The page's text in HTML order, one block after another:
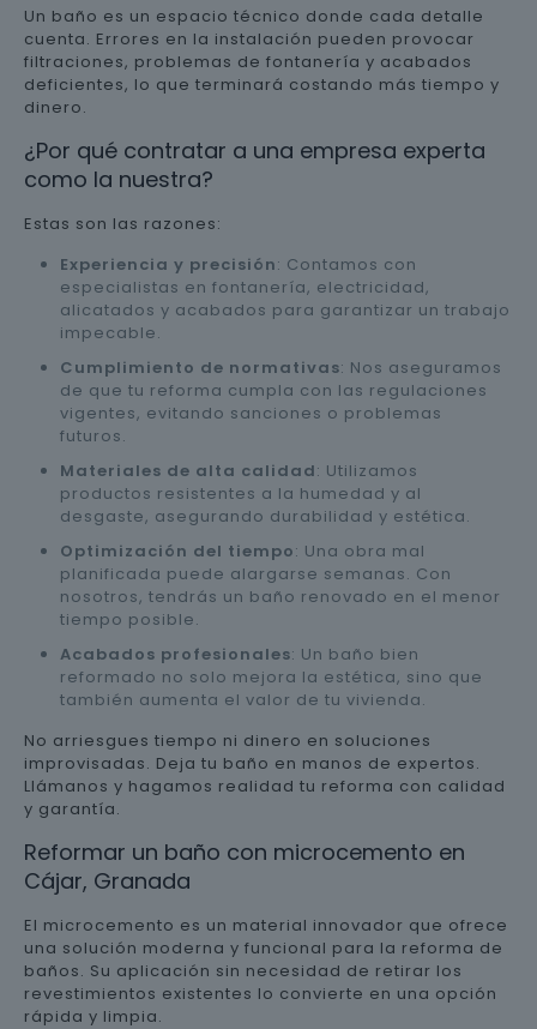
Un baño es un espacio técnico donde cada detalle
cuenta. Errores en la instalación pueden provocar
filtraciones, problemas de fontanería y acabados
deficientes, lo que terminará costando más tiempo y
dinero.
¿Por qué contratar a una empresa experta
como la nuestra?
Estas son las razones:
Experiencia y precisión: Contamos con
especialistas en fontanería, electricidad,
alicatados y acabados para garantizar un trabajo
impecable.
Cumplimiento de normativas: Nos aseguramos
de que tu reforma cumpla con las regulaciones
vigentes, evitando sanciones o problemas
futuros.
Materiales de alta calidad: Utilizamos
productos resistentes a la humedad y al
desgaste, asegurando durabilidad y estética.
Optimización del tiempo: Una obra mal
planificada puede alargarse semanas. Con
nosotros, tendrás un baño renovado en el menor
tiempo posible.
Acabados profesionales: Un baño bien
reformado no solo mejora la estética, sino que
también aumenta el valor de tu vivienda.
No arriesgues tiempo ni dinero en soluciones
improvisadas. Deja tu baño en manos de expertos.
Llámanos y hagamos realidad tu reforma con calidad
y garantía.
Reformar un baño con microcemento en
Cájar, Granada
El microcemento es un material innovador que ofrece
una solución moderna y funcional para la reforma de
baños. Su aplicación sin necesidad de retirar los
revestimientos existentes lo convierte en una opción
rápida y limpia.